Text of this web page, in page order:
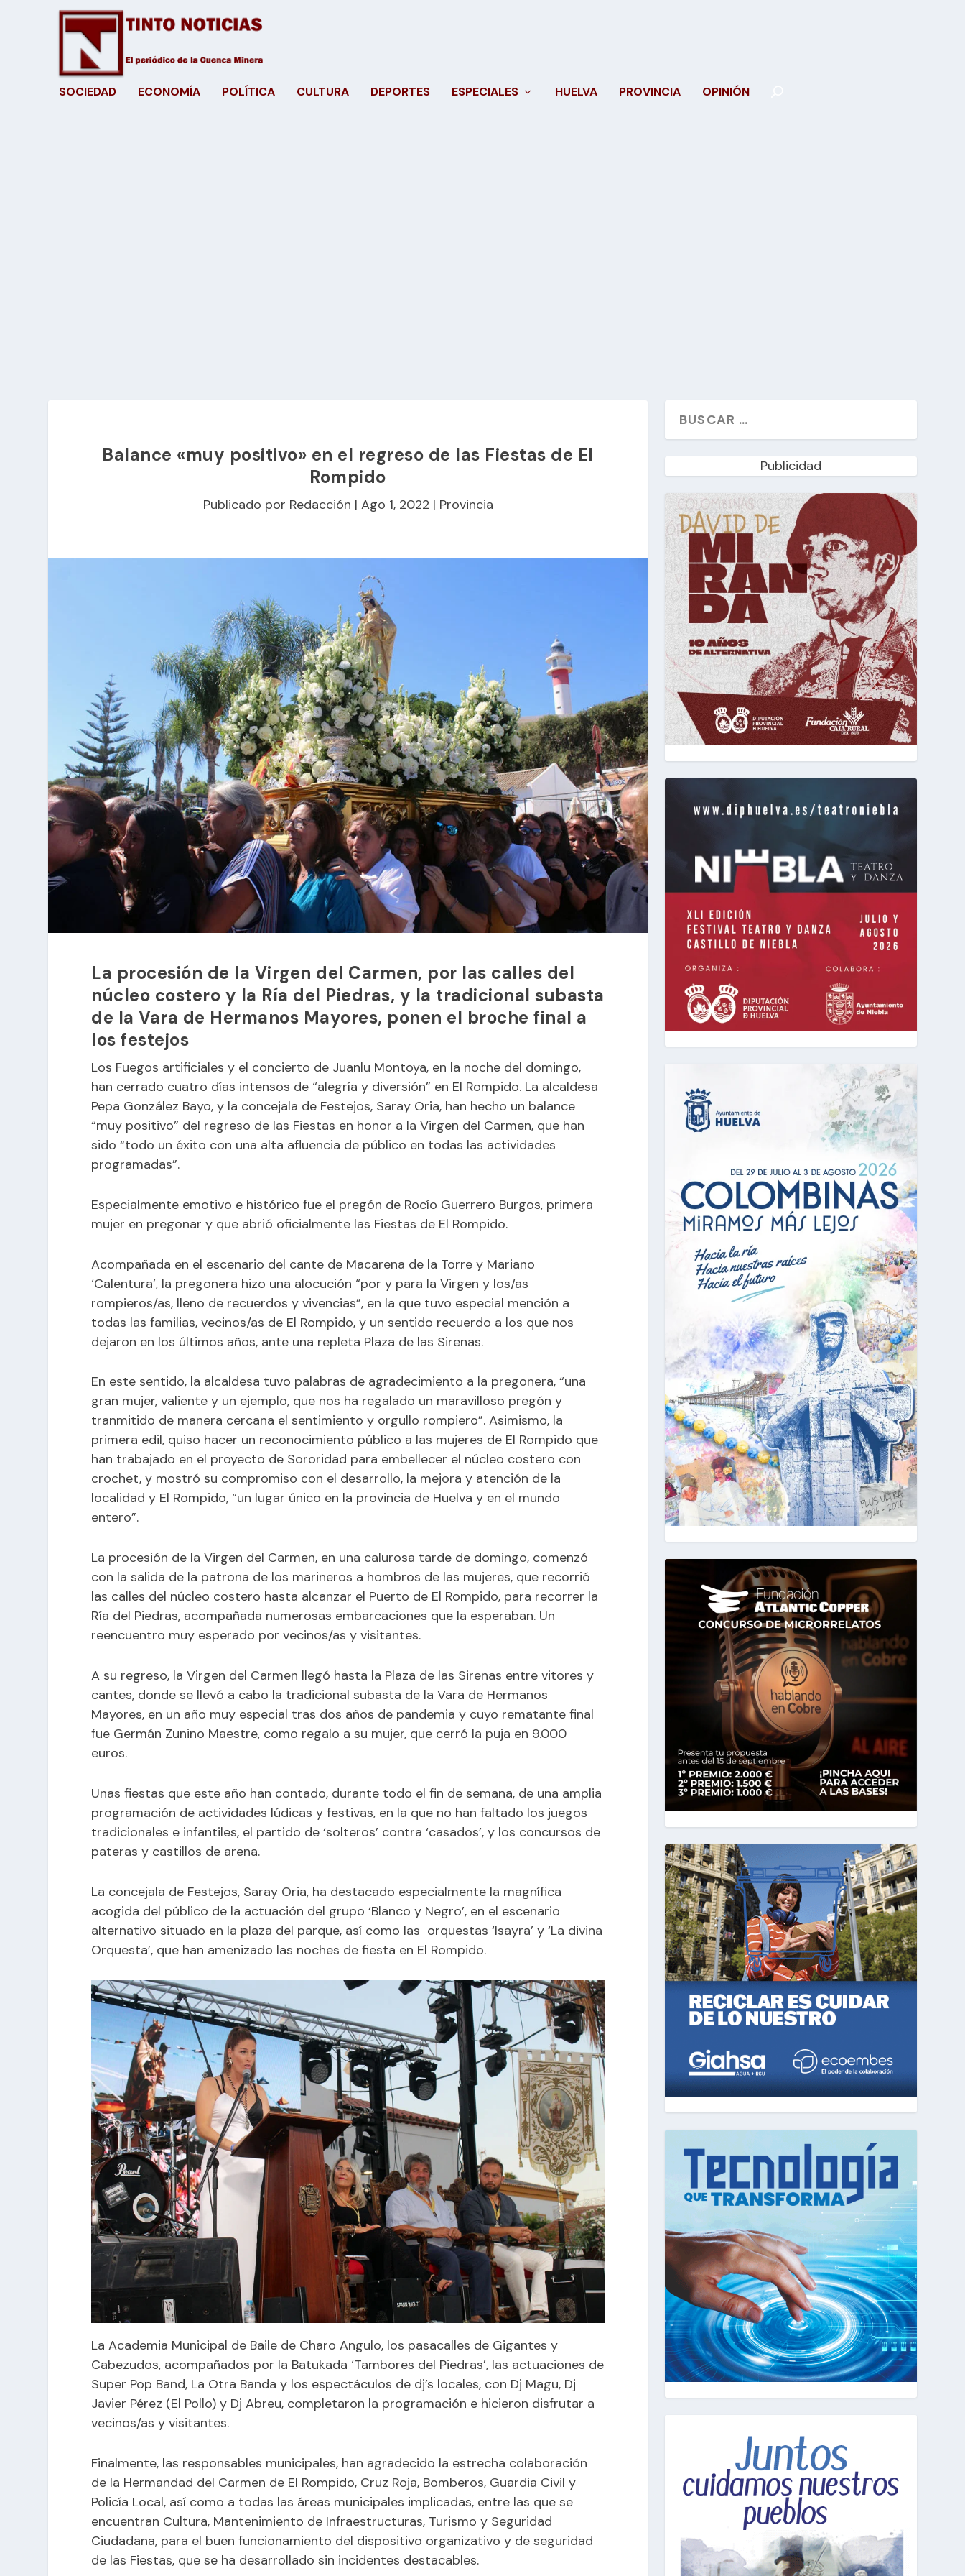
SOCIEDAD ECONOMÍA POLÍTICA CULTURA DEPORTES ESPECIALES HUELVA PROVINCIA OPINIÓN
Balance «muy positivo» en el regreso de las Fiestas de El
Rompido
Publicado por Redacción | Ago 1, 2022 | Provincia
La procesión de la Virgen del Carmen, por las calles del
núcleo costero y la Ría del Piedras, y la tradicional subasta
de la Vara de Hermanos Mayores, ponen el broche final a
los festejos
Los Fuegos artificiales y el concierto de Juanlu Montoya, en la noche del domingo,
han cerrado cuatro días intensos de “alegría y diversión” en El Rompido. La alcaldesa
Pepa González Bayo, y la concejala de Festejos, Saray Oria, han hecho un balance
“muy positivo” del regreso de las Fiestas en honor a la Virgen del Carmen, que han
sido “todo un éxito con una alta afluencia de público en todas las actividades
programadas”.
Especialmente emotivo e histórico fue el pregón de Rocío Guerrero Burgos, primera
mujer en pregonar y que abrió oficialmente las Fiestas de El Rompido.
Acompañada en el escenario del cante de Macarena de la Torre y Mariano
‘Calentura’, la pregonera hizo una alocución “por y para la Virgen y los/as
rompieros/as, lleno de recuerdos y vivencias”, en la que tuvo especial mención a
todas las familias, vecinos/as de El Rompido, y un sentido recuerdo a los que nos
dejaron en los últimos años, ante una repleta Plaza de las Sirenas.
En este sentido, la alcaldesa tuvo palabras de agradecimiento a la pregonera, “una
gran mujer, valiente y un ejemplo, que nos ha regalado un maravilloso pregón y
tranmitido de manera cercana el sentimiento y orgullo rompiero”. Asimismo, la
primera edil, quiso hacer un reconocimiento público a las mujeres de El Rompido que
han trabajado en el proyecto de Sororidad para embellecer el núcleo costero con
crochet, y mostró su compromiso con el desarrollo, la mejora y atención de la
localidad y El Rompido, “un lugar único en la provincia de Huelva y en el mundo
entero”.
La procesión de la Virgen del Carmen, en una calurosa tarde de domingo, comenzó
con la salida de la patrona de los marineros a hombros de las mujeres, que recorrió
las calles del núcleo costero hasta alcanzar el Puerto de El Rompido, para recorrer la
Ría del Piedras, acompañada numerosas embarcaciones que la esperaban. Un
reencuentro muy esperado por vecinos/as y visitantes.
A su regreso, la Virgen del Carmen llegó hasta la Plaza de las Sirenas entre vitores y
cantes, donde se llevó a cabo la tradicional subasta de la Vara de Hermanos
Mayores, en un año muy especial tras dos años de pandemia y cuyo rematante final
fue Germán Zunino Maestre, como regalo a su mujer, que cerró la puja en 9.000
euros.
Unas fiestas que este año han contado, durante todo el fin de semana, de una amplia
programación de actividades lúdicas y festivas, en la que no han faltado los juegos
tradicionales e infantiles, el partido de ‘solteros’ contra ‘casados’, y los concursos de
pateras y castillos de arena.
La concejala de Festejos, Saray Oria, ha destacado especialmente la magnífica
acogida del público de la actuación del grupo ‘Blanco y Negro’, en el escenario
alternativo situado en la plaza del parque, así como las orquestas ‘Isayra’ y ‘La divina
Orquesta’, que han amenizado las noches de fiesta en El Rompido.
La Academia Municipal de Baile de Charo Angulo, los pasacalles de Gigantes y
Cabezudos, acompañados por la Batukada ‘Tambores del Piedras’, las actuaciones de
Super Pop Band, La Otra Banda y los espectáculos de dj’s locales, con Dj Magu, Dj
Javier Pérez (El Pollo) y Dj Abreu, completaron la programación e hicieron disfrutar a
vecinos/as y visitantes.
Finalmente, las responsables municipales, han agradecido la estrecha colaboración
de la Hermandad del Carmen de El Rompido, Cruz Roja, Bomberos, Guardia Civil y
Policía Local, así como a todas las áreas municipales implicadas, entre las que se
encuentran Cultura, Mantenimiento de Infraestructuras, Turismo y Seguridad
Ciudadana, para el buen funcionamiento del dispositivo organizativo y de seguridad
de las Fiestas, que se ha desarrollado sin incidentes destacables.
Publicidad